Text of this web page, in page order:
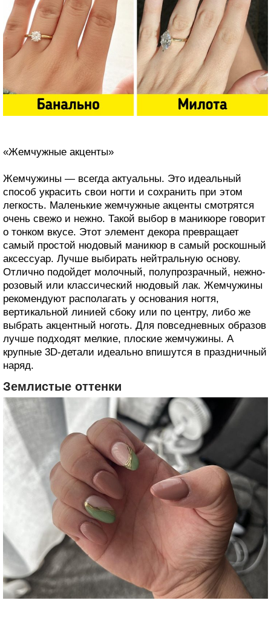
«Жемчужные акценты»
Жемчужины — всегда актуальны. Это идеальный
способ украсить свои ногти и сохранить при этом
легкость. Маленькие жемчужные акценты смотрятся
очень свежо и нежно. Такой выбор в маникюре говорит
о тонком вкусе. Этот элемент декора превращает
самый простой нюдовый маникюр в самый роскошный
аксессуар. Лучше выбирать нейтральную основу.
Отлично подойдет молочный, полупрозрачный, нежно-
розовый или классический нюдовый лак. Жемчужины
рекомендуют располагать у основания ногтя,
вертикальной линией сбоку или по центру, либо же
выбрать акцентный ноготь. Для повседневных образов
лучше подходят мелкие, плоские жемчужины. А
крупные 3D-детали идеально впишутся в праздничный
наряд.
Землистые оттенки